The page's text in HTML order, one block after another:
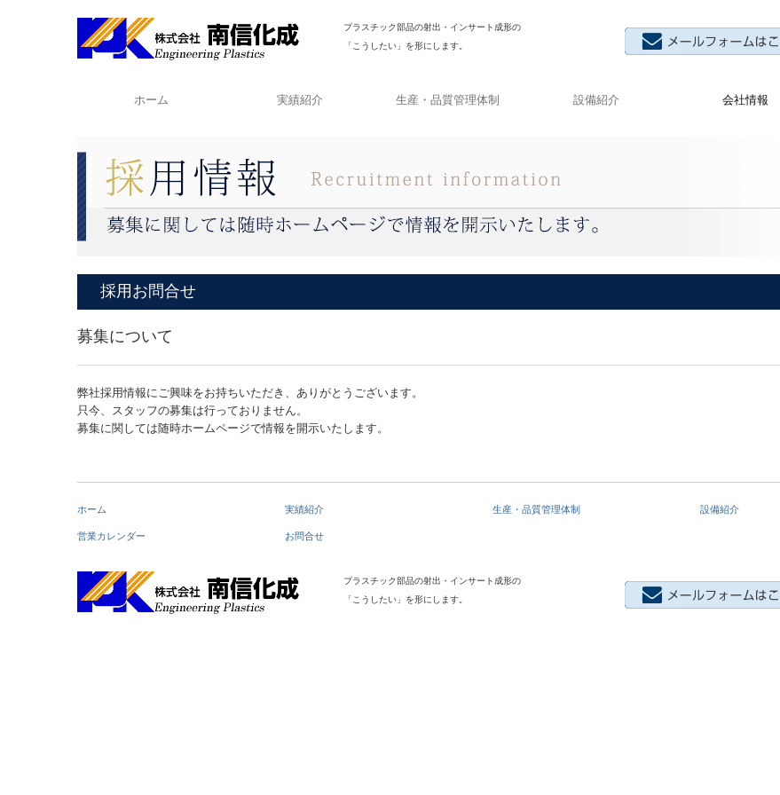
プラスチック部品の射出・インサート成形の
「こうしたい」を形にします。
ホーム 実績紹介 生産・品質管理体制 設備紹介 会社情報
採用お問合せ
募集について
弊社採用情報にご興味をお持ちいただき、ありがとうございます。
只今、スタッフの募集は行っておりません。
募集に関しては随時ホームページで情報を開示いたします。
ホーム 実績紹介 生産・品質管理体制 設備紹介
営業カレンダー お問合せ
プラスチック部品の射出・インサート成形の
「こうしたい」を形にします。